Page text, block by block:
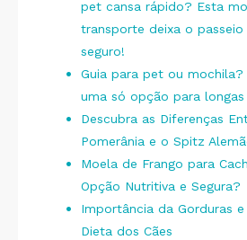
pet cansa rápido? Esta
transporte deixa o
seguro!
Guia para pet ou
uma só opção para longas
Descubra as Diferenças
Pomerânia e o Spitz
Moela de Frango para
Opção Nutritiva e Segura?
Importância da Gorduras e
Dieta dos Cães